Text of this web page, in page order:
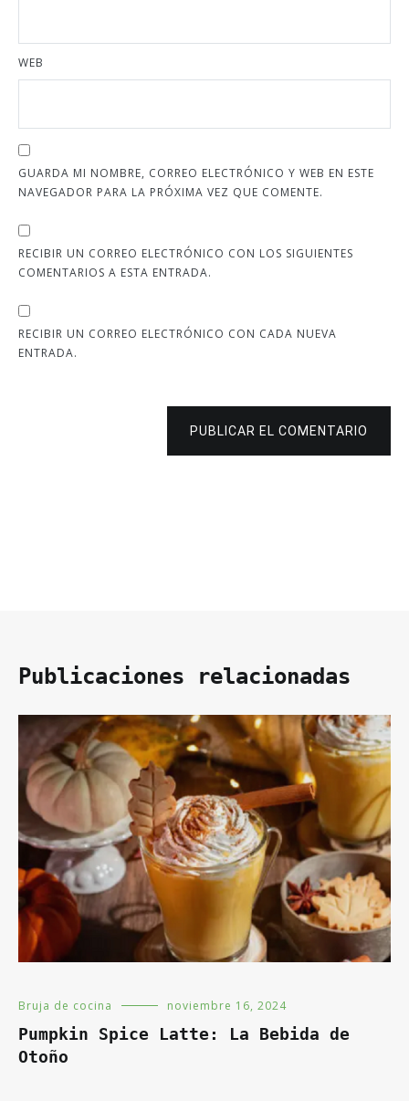
WEB
GUARDA MI NOMBRE, CORREO ELECTRÓNICO Y WEB EN ESTE
NAVEGADOR PARA LA PRÓXIMA VEZ QUE COMENTE.
RECIBIR UN CORREO ELECTRÓNICO CON LOS SIGUIENTES
COMENTARIOS A ESTA ENTRADA.
RECIBIR UN CORREO ELECTRÓNICO CON CADA NUEVA
ENTRADA.
PUBLICAR EL COMENTARIO
Publicaciones relacionadas
Bruja de cocina noviembre 16, 2024
Pumpkin Spice Latte: La Bebida de
Otoño